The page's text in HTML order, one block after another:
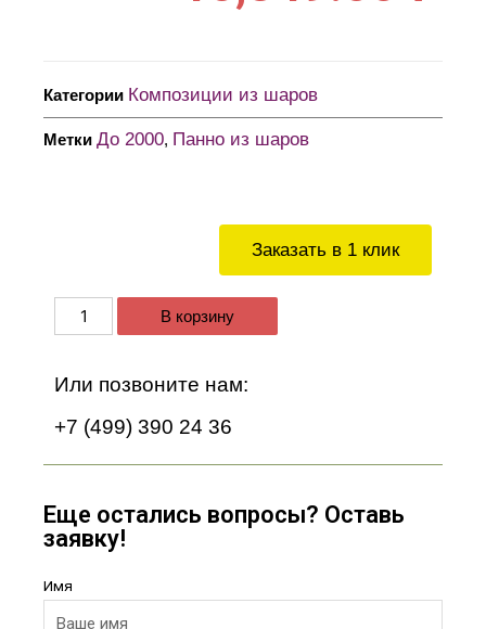
Заказать в 1 клик
В корзину
Или позвоните нам:
+7 (499) 390 24 36
Еще остались вопросы? Оставь
заявку!
Имя
Категории Композиции из шаров
Метки До 2000, Панно из шаров